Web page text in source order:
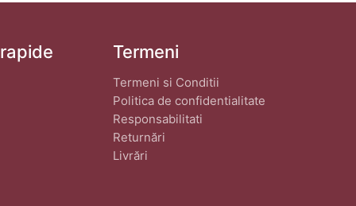
Termeni
Termeni si Conditii
Politica de confidentialitate
Responsabilitati
Returnări
Livrări